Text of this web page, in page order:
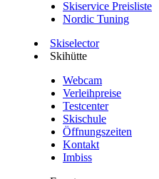
Skiservice Preisliste
Nordic Tuning
Skiselector
Skihütte
Webcam
Verleihpreise
Testcenter
Skischule
Öffnungszeiten
Kontakt
Imbiss